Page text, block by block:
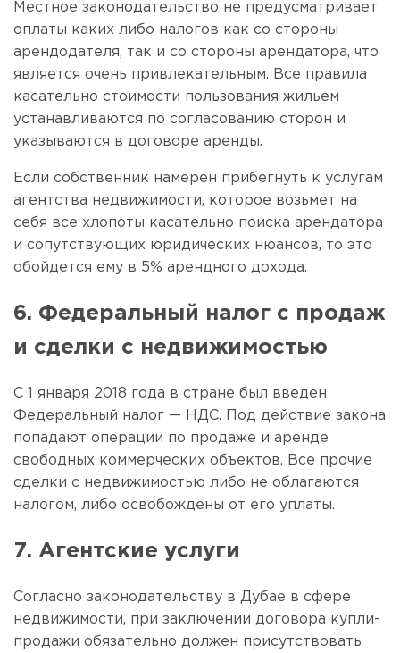
Местное законодательство не предусматривает
оплаты каких либо налогов как со стороны
арендодателя, так и со стороны арендатора, что
является очень привлекательным. Все правила
касательно стоимости пользования жильем
устанавливаются по согласованию сторон и
указываются в договоре аренды.
Если собственник намерен прибегнуть к услугам
агентства недвижимости, которое возьмет на
себя все хлопоты касательно поиска арендатора
и сопутствующих юридических нюансов, то это
обойдется ему в 5% арендного дохода.
6. Федеральный налог с продаж
и сделки с недвижимостью
С 1 января 2018 года в стране был введен
Федеральный налог — НДС. Под действие закона
попадают операции по продаже и аренде
свободных коммерческих объектов. Все прочие
сделки с недвижимостью либо не облагаются
налогом, либо освобождены от его уплаты.
7. Агентские услуги
Согласно законодательству в Дубае в сфере
недвижимости, при заключении договора купли-
продажи обязательно должен присутствовать